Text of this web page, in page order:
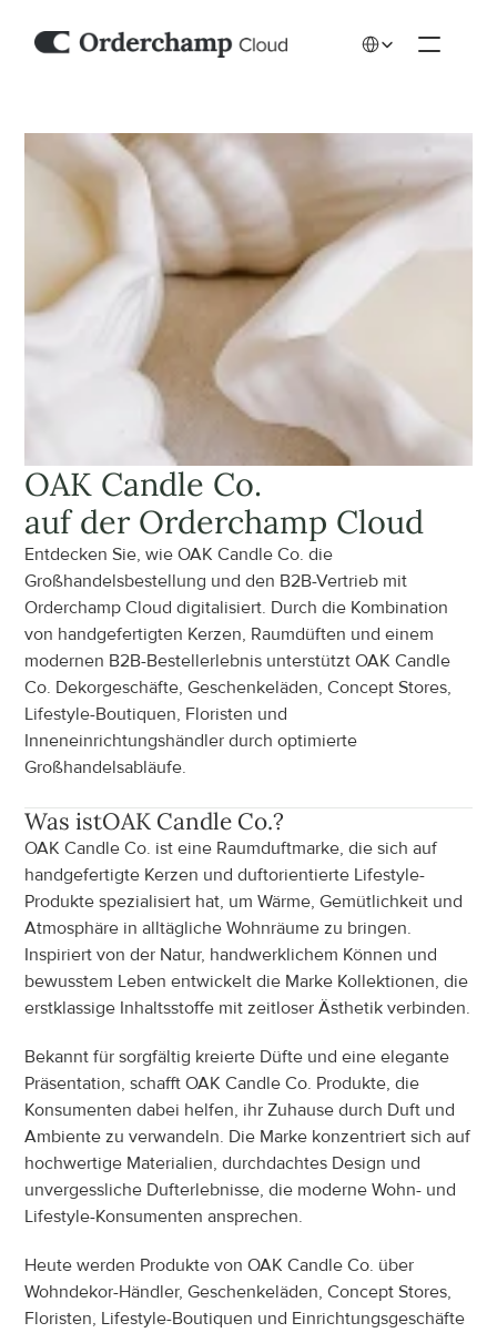
OAK Candle Co.
auf der Orderchamp Cloud
Entdecken Sie, wie OAK Candle Co. die
Großhandelsbestellung und den B2B-Vertrieb mit
Orderchamp Cloud digitalisiert. Durch die Kombination
von handgefertigten Kerzen, Raumdüften und einem
modernen B2B-Bestellerlebnis unterstützt OAK Candle
Co. Dekorgeschäfte, Geschenkeläden, Concept Stores,
Lifestyle-Boutiquen, Floristen und
Inneneinrichtungshändler durch optimierte
Großhandelsabläufe.
Was istOAK Candle Co.?
OAK Candle Co. ist eine Raumduftmarke, die sich auf
handgefertigte Kerzen und duftorientierte Lifestyle-
Produkte spezialisiert hat, um Wärme, Gemütlichkeit und
Atmosphäre in alltägliche Wohnräume zu bringen.
Inspiriert von der Natur, handwerklichem Können und
bewusstem Leben entwickelt die Marke Kollektionen, die
erstklassige Inhaltsstoffe mit zeitloser Ästhetik verbinden.
Bekannt für sorgfältig kreierte Düfte und eine elegante
Präsentation, schafft OAK Candle Co. Produkte, die
Konsumenten dabei helfen, ihr Zuhause durch Duft und
Ambiente zu verwandeln. Die Marke konzentriert sich auf
hochwertige Materialien, durchdachtes Design und
unvergessliche Dufterlebnisse, die moderne Wohn- und
Lifestyle-Konsumenten ansprechen.
Heute werden Produkte von OAK Candle Co. über
Wohndekor-Händler, Geschenkeläden, Concept Stores,
Floristen, Lifestyle-Boutiquen und Einrichtungsgeschäfte